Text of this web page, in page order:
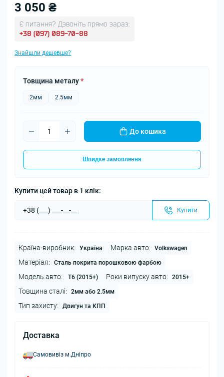
3 050 ₴
Є питання? Дзвоніть прямо зараз:
+38 (097) 089-70-88
Знайшли дешевше?
Товщина металу*
2мм 2.5мм
До кошика
Швидке замовлення
Купити цей товар в 1 клік:
Купити
Країна-виробник: Україна Марка авто: Volkswagen
Матеріал: Сталь покрита порошковою фарбою
Модель авто: T6 (2015+) Роки випуску авто: 2015+
Товщина сталі: 2мм або 2.5мм
Тип захисту: Двигун та КПП
Доставка
Самовивіз м.Дніпро